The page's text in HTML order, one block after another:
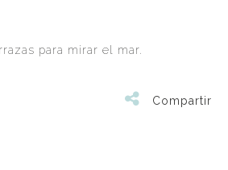
para mirar el mar.
Compartir